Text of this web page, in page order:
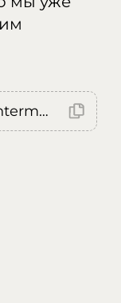
Error: (intermediate value)(intermediate value)(intermediate value).replaceAll is not a function